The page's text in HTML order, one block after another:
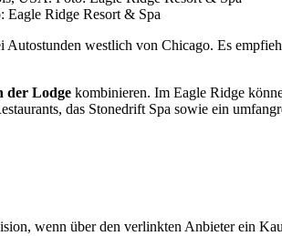
Eagle Ridge Resort & Spa
westlich von Chicago. Es
der Lodge kombinieren. Im Eagle Ridge
das Stonedrift Spa sowie ein
wenn über den verlinkten Anbieter ein